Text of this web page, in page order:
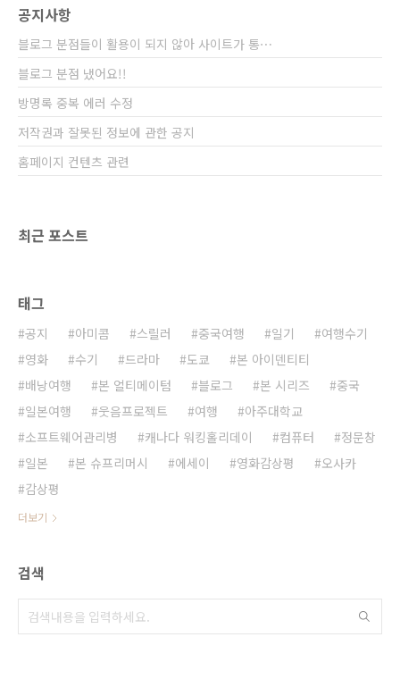
환영 받지 못하고 추적을 당한다. 우연히 만난 여
다. 그러나, 계속해서 파해쳐 볼 수록 자신이 누
구인지, 어떤일을 하던 것인지, 알수 없을 ..
공지사항
블로그 분점들이 활용이 되지 않아 사이트가 통⋯
블로그 분점 냈어요!!
방명록 중복 에러 수정
저작권과 잘못된 정보에 관한 공지
홈페이지 컨텐츠 관련
최근 포스트
태그
공지 아미콤 스릴러 중국여행 일기
여행수기
영화
수기 드라마 도쿄
본 아이덴티티
배낭여행
본 얼티메이텀 블로그 본 시리즈
중국
일본여행
웃음프로젝트 여행
아주대학교
소프트웨어관리병
캐나다 워킹홀리데이 컴퓨터
정문창
일본
본 슈프리머시 에세이 영화감상평
오사카
감상평
더보기
검색